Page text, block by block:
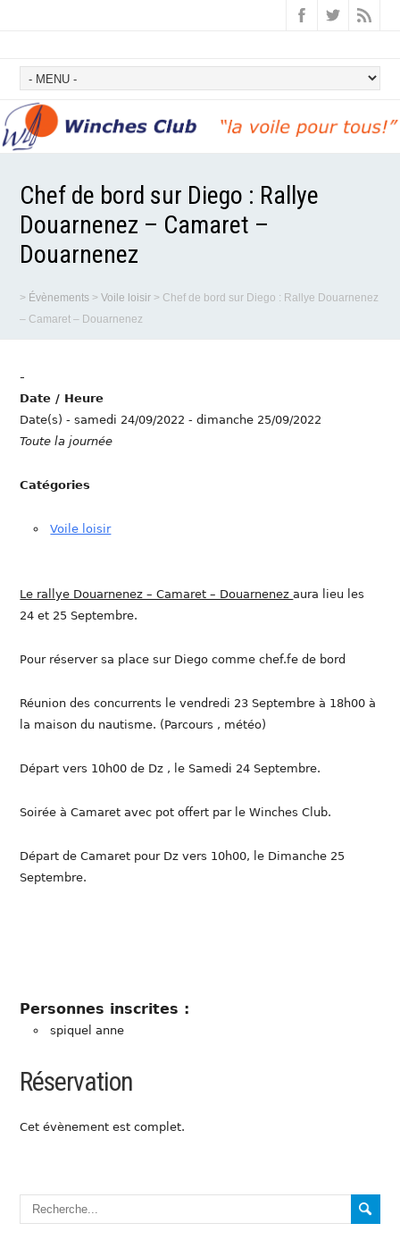
Chef de bord sur Diego : Rallye
Douarnenez – Camaret –
Douarnenez
> Évènements >Voile loisir > Chef de bord sur Diego : Rallye Douarnenez
– Camaret – Douarnenez
-
Date / Heure
Date(s) - samedi 24/09/2022 - dimanche 25/09/2022
Toute la journée
Catégories
Voile loisir
Le rallye Douarnenez – Camaret – Douarnenezaura lieu les
24 et 25 Septembre.
Pour réserver sa place sur Diego comme chef.fe de bord
Réunion des concurrents le vendredi 23 Septembre à 18h00 à
la maison du nautisme. (Parcours , météo)
Départ vers 10h00 de Dz , le Samedi 24 Septembre.
Soirée à Camaret avec pot offert par le Winches Club.
Départ de Camaret pour Dz vers 10h00, le Dimanche 25
Septembre.
Personnes inscrites :
spiquel anne
Réservation
Cet évènement est complet.